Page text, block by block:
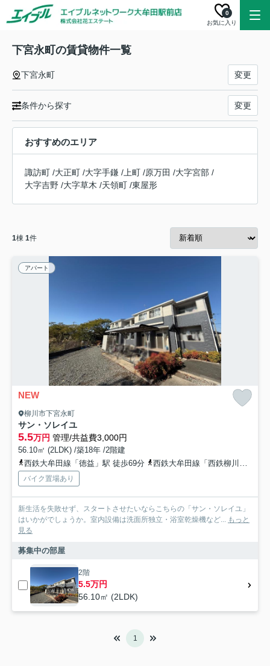
お気に入り
0
下宮永町の賃貸物件一覧
下宮永町 変更
条件から探す 変更
おすすめのエリア
諏訪町 /大正町 /大字手鎌 / 上町 /原万田 /大字宮部 /
大字吉野 /大字草木 /天領町 /東屋形
1棟 1件
アパート
NEW
柳川市下宮永町
サン・ソレイユ
5.5万円 管理/共益費3,000円
56.10㎡ (2LDK) /築18年 /2階建
西鉄大牟田線「徳益」駅 徒歩69分
西鉄大牟田線「西鉄柳川」駅 徒歩65分
バイク置場あり
新生活を失敗せず、スタートさせたいならこちらの「サン・ソレイユ」
はいかがでしょうか。室内設備は洗面所独立・浴室乾燥機など... もっと
見る
募集中の部屋
2階
5.5万円
56.10㎡ (2LDK)
1